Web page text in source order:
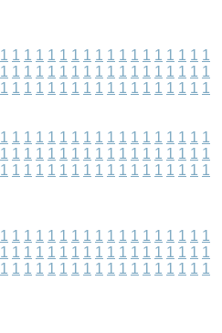
1 1 1 1 1 1 1 1 1 1 1 1 1 1 1 1 1 1
1 1 1 1 1 1 1 1 1 1 1 1 1 1 1 1 1 1
1 1 1 1 1 1 1 1 1 1 1 1 1 1 1 1 1 1
1 1 1 1 1 1 1 1 1 1 1 1 1 1 1 1 1 1
1 1 1 1 1 1 1 1 1 1 1 1 1 1 1 1 1 1
1 1 1 1 1 1 1 1 1 1 1 1 1 1 1 1 1 1
1 1 1 1 1 1 1 1 1 1 1 1 1 1 1 1 1 1
1 1 1 1 1 1 1 1 1 1 1 1 1 1 1 1 1 1
1 1 1 1 1 1 1 1 1 1 1 1 1 1 1 1 1 1